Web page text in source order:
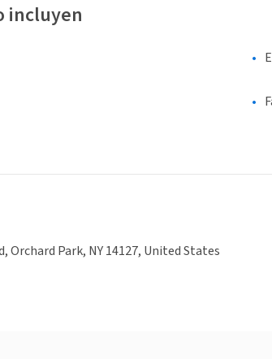
incluyen
Orchard Park, NY 14127, United States